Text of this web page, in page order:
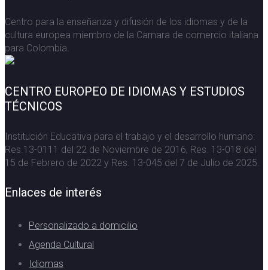
Centro para la enseñanza y difusión de los idiomas y de la
cultura europea miembro de la Camara de comercio italiana
para Colombia.
CENTRO EUROPEO DE IDIOMAS Y ESTUDIOS
TÉCNICOS
Institución Educativa para el trabajo y el desarrollo humano:
Res.13-0111 del 22 de Noviembre de 2016, Res. 13-018 del
15 de Febrero de 2022 y Res. 13-045 del 7 de Julio de 2025.
Enlaces de interés
Personalizado a domicilio
Agenda Cultural
Idiomas